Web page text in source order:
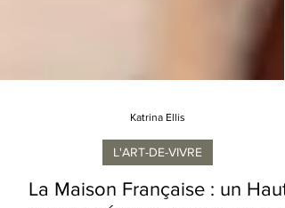
Katrina Ellis
L'ART-DE-VIVRE